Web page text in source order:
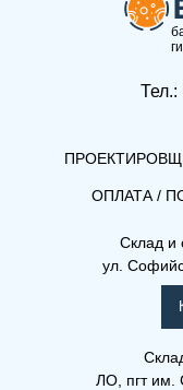
Тел.:
ОПЛАТА /
Склад и
ул.
ЛО, пгт им.